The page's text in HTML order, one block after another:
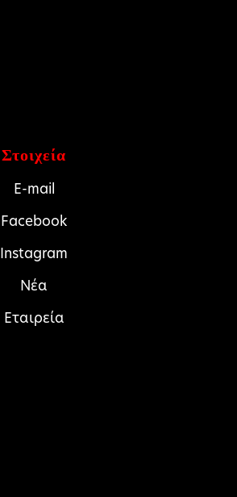
Στοιχεία
E-mail
Facebook
Instagram
Νέα
Εταιρεία